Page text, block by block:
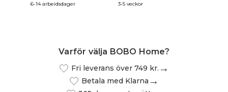
6-14 arbeidsdager 3-5 veckor
Varför välja BOBO Home?
Fri leverans över 749 kr.
Betala med Klarna